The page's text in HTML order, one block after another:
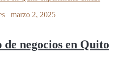
marzo 2, 2025
negocios en Quito